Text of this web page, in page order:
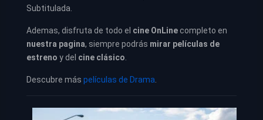
Subtitulada.
Ademas, disfruta de todo el cine OnLinecompleto en
nuestra pagina, siempre podrás mirar películas de
estreno y del cine clásico
Descubre más películas de Drama